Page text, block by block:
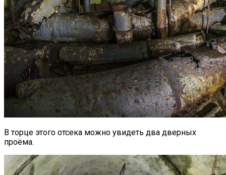
В торце этого отсека можно увидеть два дверных
проёма.